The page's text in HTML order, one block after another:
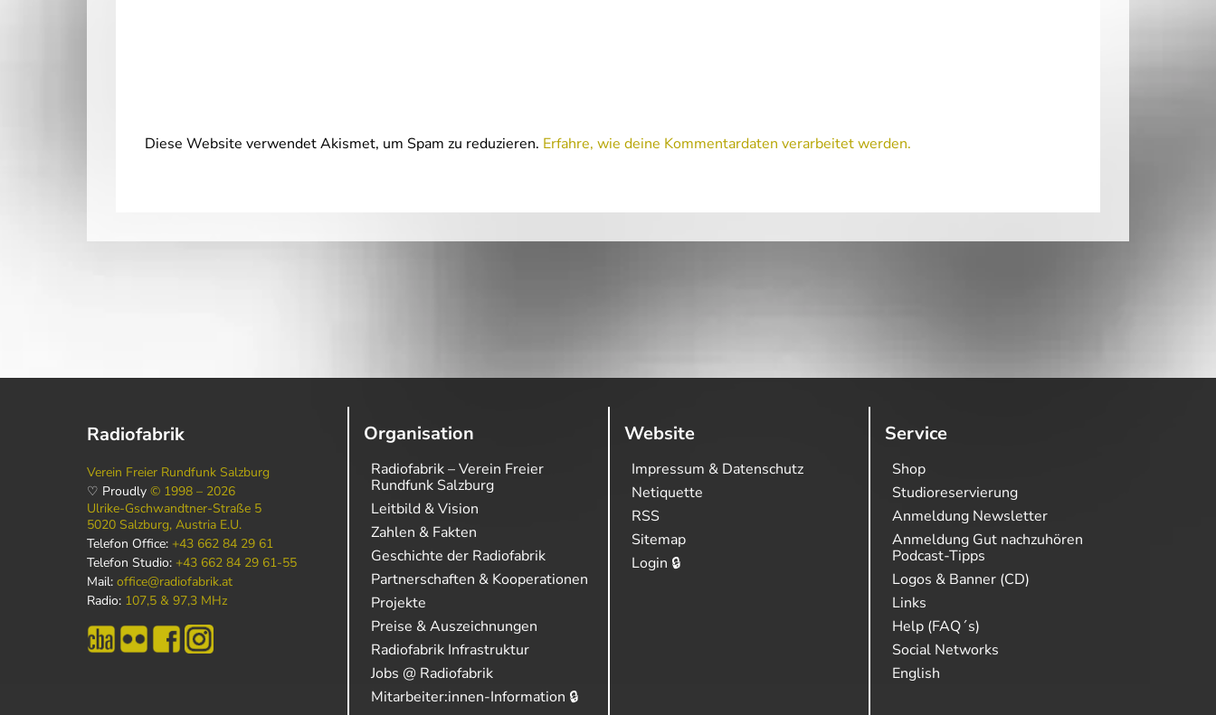
Diese Website verwendet Akismet, um Spam zu reduzieren. Erfahre, wie deine Kommentardaten verarbeitet werden.
Radiofabrik
Verein Freier Rundfunk Salzburg
♡ Proudly © 1998 – 2026
Ulrike-Gschwandtner-Straße 5
5020 Salzburg, Austria E.U.
Telefon Office: +43 662 84 29 61
Telefon Studio: +43 662 84 29 61-55
Mail: office@radiofabrik.at
Radio: 107,5 & 97,3 MHz
Organisation
Radiofabrik – Verein Freier
Rundfunk Salzburg
Leitbild & Vision
Zahlen & Fakten
Geschichte der Radiofabrik
Partnerschaften & Kooperationen
Projekte
Preise & Auszeichnungen
Radiofabrik Infrastruktur
Jobs @ Radiofabrik
Mitarbeiter:innen-Information 🔒
Website
Impressum & Datenschutz
Netiquette
RSS
Sitemap
Login 🔒
Service
Shop
Studioreservierung
Anmeldung Newsletter
Anmeldung Gut nachzuhören
Podcast-Tipps
Logos & Banner (CD)
Links
Help (FAQ´s)
Social Networks
English